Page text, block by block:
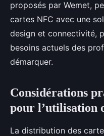
proposés par Wemet,
cartes NFC avec une
design et connectivité,
besoins actuels des
démarquer.
Considérations
pour l’utilisation
La distribution des